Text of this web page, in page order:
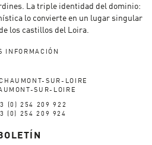
La triple identidad del dominio:
lo convierte en un lugar singular
los castillos del Loira.
INFORMACIÓN
SUR-LOIRE
SUR-LOIRE
(0) 254 209 922
(0) 254 209 924